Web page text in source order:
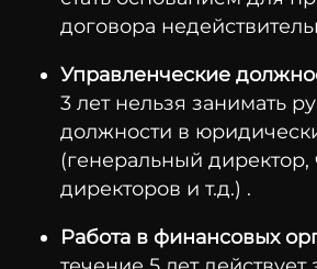
договора
Управленческие
3 лет нельзя занимать
должности в
(генеральный директор,
директоров и т.д.) .
Работа в финансовых